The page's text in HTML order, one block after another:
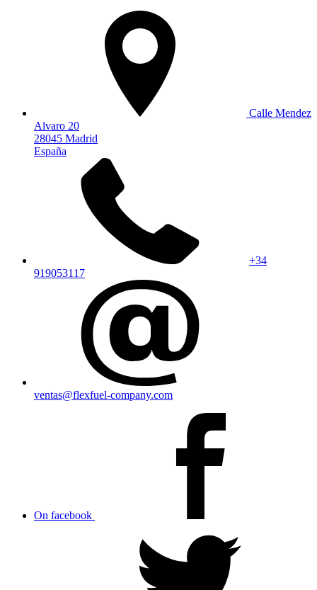
Calle Mendez
Alvaro 20
28045 Madrid
España
+34
919053117
ventas@flexfuel-company.com
On facebook